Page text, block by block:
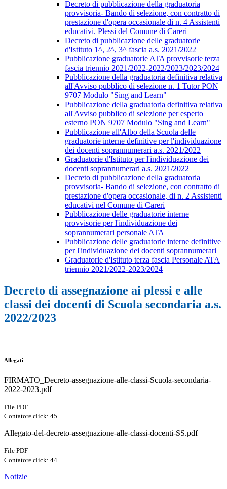
Decreto di pubblicazione della graduatoria
provvisoria- Bando di selezione, con contratto di
prestazione d'opera occasionale di n. 4 Assistenti
educativi. Plessi del Comune di Careri
Decreto di pubblicazione delle graduatorie
d'Istituto 1^, 2^, 3^ fascia a.s. 2021/2022
Pubblicazione graduatorie ATA provvisorie terza
fascia triennio 2021/2022-2022/2023/2023/2024
Pubblicazione della graduatoria definitiva relativa
all'Avviso pubblico di selezione n. 1 Tutor PON
9707 Modulo "Sing and Learn"
Pubblicazione della graduatoria definitiva relativa
all'Avviso pubblico di selezione per esperto
esterno PON 9707 Modulo "Sing and Learn"
Pubblicazione all'Albo della Scuola delle
graduatorie interne definitive per l'individuazione
dei docenti soprannumerari a.s. 2021/2022
Graduatorie d'Istituto per l'individuazione dei
docenti soprannumerari a.s. 2021/2022
Decreto di pubblicazione della graduatoria
provvisoria- Bando di selezione, con contratto di
prestazione d'opera occasionale, di n. 2 Assistenti
educativi nel Comune di Careri
Pubblicazione delle graduatorie interne
provvisorie per l'individuazione dei
soprannumerari personale ATA
Pubblicazione delle graduatorie interne definitive
per l'individuazione dei docenti soprannumerari
Graduatorie d'Istituto terza fascia Personale ATA
triennio 2021/2022-2023/2024
Decreto di assegnazione ai plessi e alle
classi dei docenti di Scuola secondaria a.s.
2022/2023
Allegati
FIRMATO_Decreto-assegnazione-alle-classi-Scuola-secondaria-
2022-2023.pdf
File PDF
Contatore click: 45
Allegato-del-decreto-assegnazione-alle-classi-docenti-SS.pdf
File PDF
Contatore click: 44
Notizie